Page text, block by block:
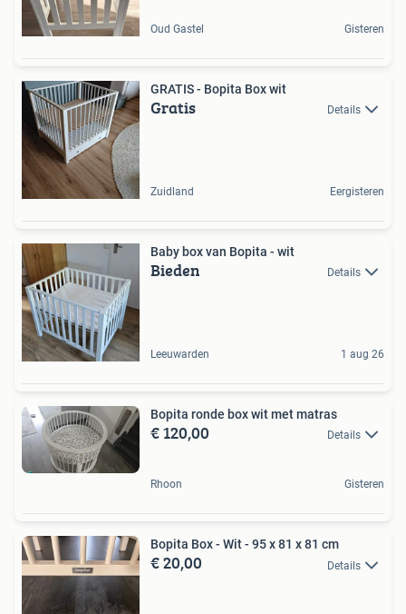
Oud Gastel Gisteren
GRATIS - Bopita Box wit
Gratis Details
Zuidland Eergisteren
Baby box van Bopita - wit
Bieden Details
Leeuwarden 1 aug 26
Bopita ronde box wit met matras
€ 120,00 Details
Rhoon Gisteren
Bopita Box - Wit - 95 x 81 x 81 cm
€ 20,00 Details